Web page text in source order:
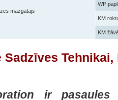
mazgātājs
WP
KM
KM
Tehnikai,
ir